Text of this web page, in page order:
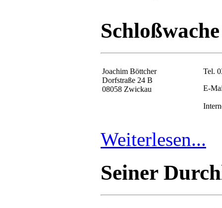
Joachim Böttcher
Dorfstraße 24 B
08058 Zwickau
Tel.
E-
Weiterlesen...
Seiner